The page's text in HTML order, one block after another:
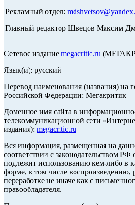
Рекламный отдел:
Главный редактор Швецов Максим
Сетевое издание megacritic.ru
Язык(и): русский
Перевод наименования (названия) на
Российской Федерации: Мегакритик
Доменное имя сайта в
телекоммуникационной сети
издания): megacritic.ru
Вся информация, размещенная на
соответствии с законодательством РФ
подлежит использованию кем-либо в
форме, в том числе воспроизведению,
переработке не иначе как с
правообладателя.